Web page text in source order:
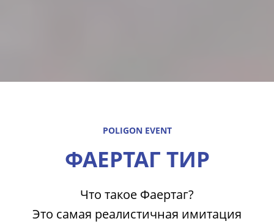
POLIGON EVENT
ФАЕРТАГ ТИР
Что такое Фаертаг?
Это самая реалистичная имитация